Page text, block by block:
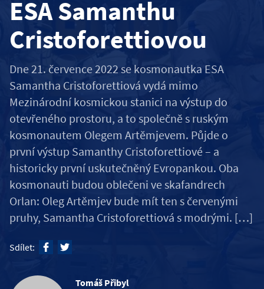
ESA Samanthu
Cristoforettiovou
Dne 21. července 2022 se kosmonautka ESA
Samantha Cristoforettiová vydá mimo
Mezinárodní kosmickou stanici na výstup do
otevřeného prostoru, a to společně s ruským
kosmonautem Olegem Artěmjevem. Půjde o
první výstup Samanthy Cristoforettiové – a
historicky první uskutečněný Evropankou. Oba
kosmonauti budou oblečeni ve skafandrech
Orlan: Oleg Artěmjev bude mít ten s červenými
pruhy, Samantha Cristoforettiová s modrými. […]
Sdílet:
Tomáš Přibyl